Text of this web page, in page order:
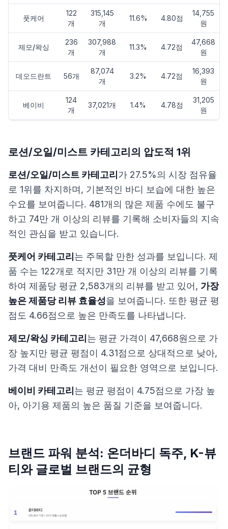
풋케어
122
개
315,145
개
11.6% 4.80점
14,755
원
제모/왁싱
236
개
307,988
개
11.3% 4.72점
47,668
원
데오드란트 56개
87,074
개
3.2% 4.72점
16,393
원
베이비
124
개
37,021개 1.4% 4.78점
31,205
원
로션/오일/미스트 카테고리의 압도적 1위
로션/오일/미스트 카테고리가 27.5%의 시장 점유율
로 1위를 차지하며, 기본적인 바디 보습에 대한 높은
수요를 보여줍니다. 481개의 많은 제품 수에도 불구
하고 74만 개 이상의 리뷰를 기록해 소비자들의 지속
적인 관심을 받고 있습니다.
풋케어 카테고리는 주목할 만한 성과를 보입니다. 제
품 수는 122개로 적지만 31만 개 이상의 리뷰를 기록
하여 제품당 평균 2,583개의 리뷰를 받고 있어, 가장
높은 제품당 리뷰 효율성을 보여줍니다. 또한 평균 평
점도 4.66점으로 높은 만족도를 나타냅니다.
제모/왁싱 카테고리는 평균 가격이 47,668원으로 가
장 높지만 평균 평점이 4.31점으로 상대적으로 낮아,
가격 대비 만족도 개선이 필요한 영역으로 보입니다.
베이비 카테고리는 평균 평점이 4.75점으로 가장 높
아, 아기용 제품의 높은 품질 기준을 보여줍니다.
브랜드 파워 분석: 온더바디 독주, K-뷰
티와 글로벌 브랜드의 균형